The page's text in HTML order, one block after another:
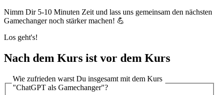
Nimm Dir 5-10 Minuten Zeit und lass uns gemeinsam den nächsten
Gamechanger noch stärker machen! 💪
Los geht's!
Nach dem Kurs ist vor dem Kurs
Wie zufrieden warst Du insgesamt mit dem Kurs
"ChatGPT als Gamechanger"?